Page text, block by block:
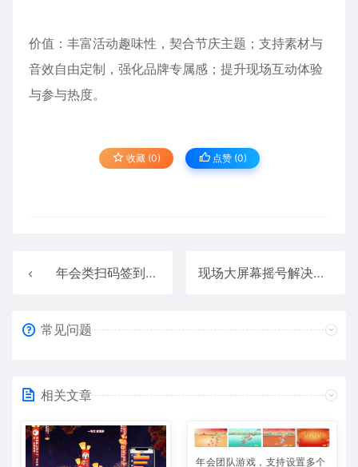
价值：丰富活动趣味性，契合节庆主题；支持素材与
音效自由定制，强化品牌专属感；提升现场互动体验
与参与热度。
收藏 (0) 点赞 (0)
年会类扫码签到+互动摇一摇游戏+抽奖方案 现场大屏幕摇号解决方案
常见问题
相关文章
年会团队游戏，支持设置多个